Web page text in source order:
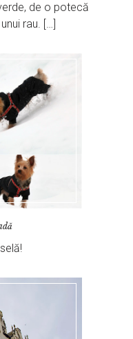
de o potecă
rau. […]